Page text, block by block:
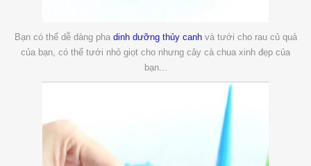
Bạn có thể dễ dàng pha dinh dưỡng thủy canhvà tưới cho rau củ quả
của bạn, có thể tưới nhỏ giọt cho nhưng cây cà chua xinh đẹp của
bạn...